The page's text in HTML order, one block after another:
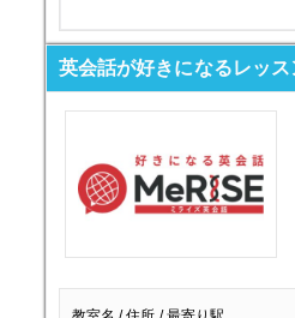
英会話が好きになるレッ